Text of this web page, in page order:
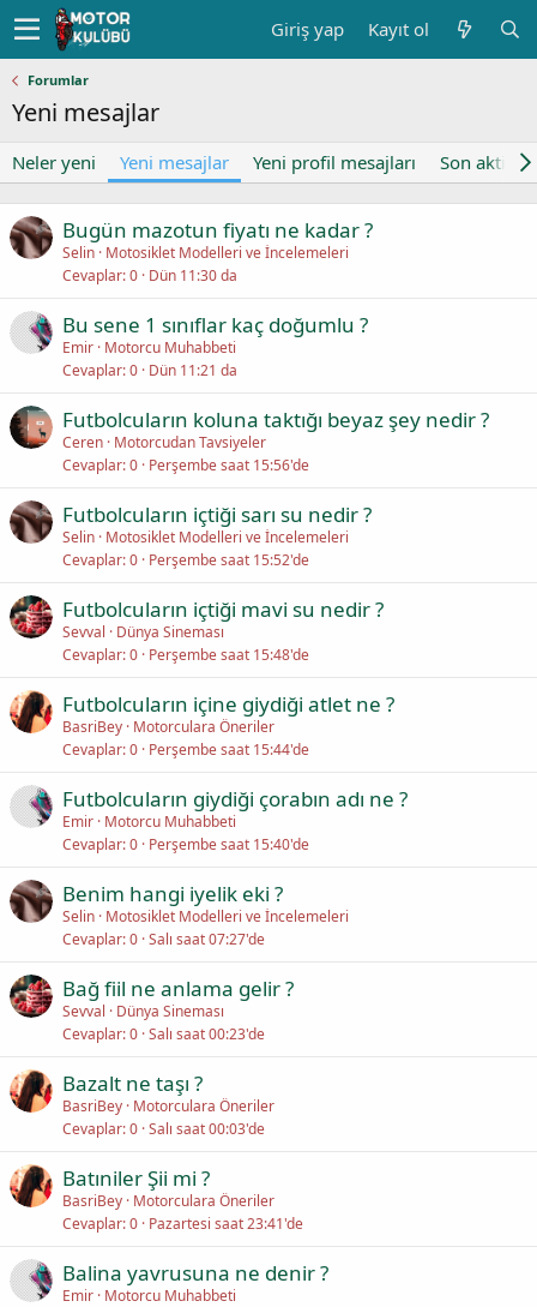
Giriş yap Kayıt ol
Forumlar
Yeni mesajlar
Neler yeni Yeni mesajlar Yeni profil mesajları Son aktivite
Bugün mazotun fiyatı ne kadar ?
Selin Motosiklet Modelleri ve İncelemeleri
Cevaplar 0 Dün 11:30 da
Bu sene 1 sınıflar kaç doğumlu ?
Emir Motorcu Muhabbeti
Cevaplar 0 Dün 11:21 da
Futbolcuların koluna taktığı beyaz şey nedir ?
Ceren Motorcudan Tavsiyeler
Cevaplar 0 Perşembe saat 15:56'de
Futbolcuların içtiği sarı su nedir ?
Selin Motosiklet Modelleri ve İncelemeleri
Cevaplar 0 Perşembe saat 15:52'de
Futbolcuların içtiği mavi su nedir ?
Sevval
Dünya Sineması
Cevaplar 0 Perşembe saat 15:48'de
Futbolcuların içine giydiği atlet ne ?
BasriBey Motorculara Öneriler
Cevaplar 0 Perşembe saat 15:44'de
Futbolcuların giydiği çorabın adı ne ?
Emir Motorcu Muhabbeti
Cevaplar 0 Perşembe saat 15:40'de
Benim hangi iyelik eki ?
Selin Motosiklet Modelleri ve İncelemeleri
Cevaplar 0 Salı saat 07:27'de
Bağ fiil ne anlama gelir ?
Sevval
Dünya Sineması
Cevaplar 0 Salı saat 00:23'de
Bazalt ne taşı ?
BasriBey Motorculara Öneriler
Cevaplar 0 Salı saat 00:03'de
Batıniler Şii mi ?
BasriBey Motorculara Öneriler
Cevaplar 0 Pazartesi saat 23:41'de
Balina yavrusuna ne denir ?
Emir Motorcu Muhabbeti